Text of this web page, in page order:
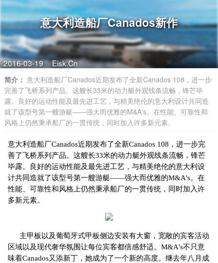
意大利造船厂Canados新作
2016-03-19 Eisk.Cn
简介： 意大利造船厂Canados近期发布了全新Canados 108，进一步
完善了飞桥系列产品。这艘长33米的动力艇外观线条流畅，锋芒毕
露。良好的运动性能及最先进工艺，与精美绝伦的意大利设计共同造
就了该型号第一艘游艇——强大而优雅的M&A's。在性能、可靠性和
风格上仍然秉承船厂的一贯传统，同时加入许多新元素。
意大利造船厂Canados近期发布了全新Canados 108，进一步完
善了飞桥系列产品。这艘长33米的动力艇外观线条流畅，锋芒
毕露。良好的运动性能及最先进工艺，与精美绝伦的意大利设
计共同造就了该型号第一艘游艇——强大而优雅的M&A's。在
性能、可靠性和风格上仍然秉承船厂的一贯传统，同时加入许
多新元素。
主甲板以及葡萄牙式甲板侧边安装有大窗，宽敞的宾客活动
区域以及现代奢华氛围让每位宾客都倍感舒适。M&A's不只意
味着Canados又添新丁，她成为了一个新的高度。继去年八月成